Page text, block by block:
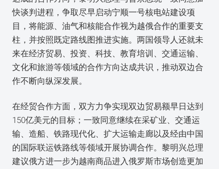
快谈判进程，争取尽早启动宁顺一号核电站建设项
目，将能源、油气和核能合作视为越俄合作的重要支
柱，并按照既定路线图推进实施。两国领导人还就未
来在经济贸易、投资、科技、教育培训、交通运输、
文化和旅游等领域的合作方向达成共识，推动双边合
作不断向纵深发展。
在经贸合作方面，双方力争实现双边贸易额早日达到
150亿美元的目标；一致同意继续在采矿业、交通运
输、造船、铁路现代化、扩大运输走廊以及经由中国
的国际联运铁路线等领域开展协调合作。黎明兴总理
建议俄方进一步为越南商品进入俄罗斯市场创造更加